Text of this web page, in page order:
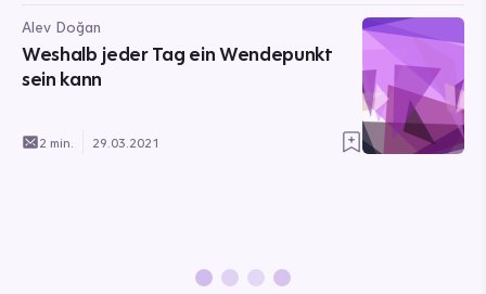
Alev Doğan
Weshalb jeder Tag ein Wendepunkt
sein kann
2 min. 29.03.2021